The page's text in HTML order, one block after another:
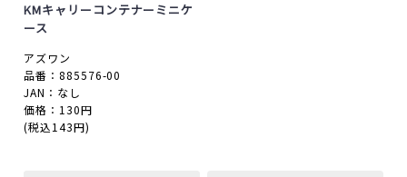
KMキャリーコンテナーミニケ
ース
アズワン
品番：885576-00
JAN：なし
価格：130円
(税込143円)